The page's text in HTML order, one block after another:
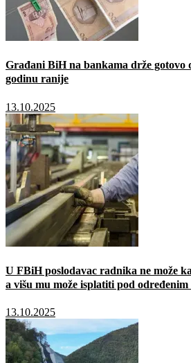
Građani BiH na bankama drže gotovo
godinu ranije
13.10.2025
U FBiH poslodavac radnika ne može
a višu mu može isplatiti pod
13.10.2025